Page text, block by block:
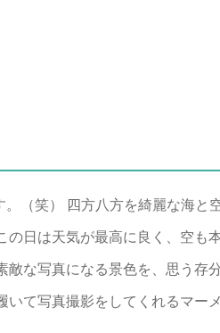
。（笑） 四方八方を綺麗な海と
の日は天気が最高に良く、空も
な写真になる景色を、思う存
て写真撮影をしてくれるマー